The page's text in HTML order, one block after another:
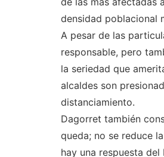
densidad poblacional
A pesar de las
responsable, pero
la seriedad que
alcaldes son
distanciamiento.
Dagorret también
queda; no se reduce
hay una respuesta del